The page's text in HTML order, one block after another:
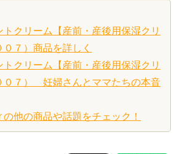
トクリーム【産前・産後用保湿クリ
７）商品を詳しく
トクリーム【産前・産後用保湿クリ
０７） 妊婦さんとママたちの本音
他の商品や話題をチェック！